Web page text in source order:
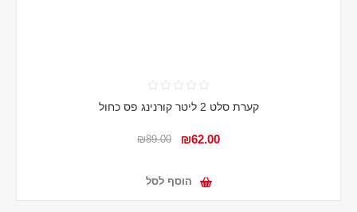
קערת סלט 2 ליטר קורנינג פס כחול
₪62.00
₪89.00
הוסף לסל